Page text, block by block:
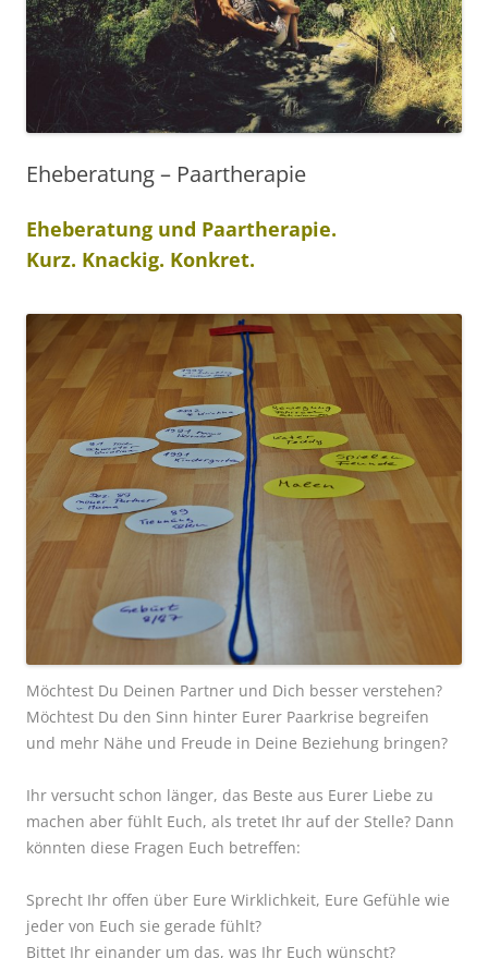
Eheberatung – Paartherapie
Eheberatung und Paartherapie.
Kurz. Knackig. Konkret.
Möchtest Du Deinen Partner und Dich besser verstehen?
Möchtest Du den Sinn hinter Eurer Paarkrise begreifen
und mehr Nähe und Freude in Deine Beziehung bringen?
Ihr versucht schon länger, das Beste aus Eurer Liebe zu
machen aber fühlt Euch, als tretet Ihr auf der Stelle? Dann
könnten diese Fragen Euch betreffen:
Sprecht Ihr offen über Eure Wirklichkeit, Eure Gefühle wie
jeder von Euch sie gerade fühlt?
Bittet Ihr einander um das, was Ihr Euch wünscht?